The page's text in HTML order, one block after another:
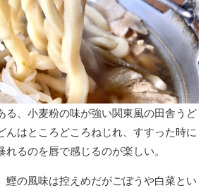
る、小麦粉の味が強い関東風の田舎うど
んはところどころねじれ、すすった時に
れるのを唇で感じるのが楽しい。
鰹の風味は控えめだがごぼうや白菜とい